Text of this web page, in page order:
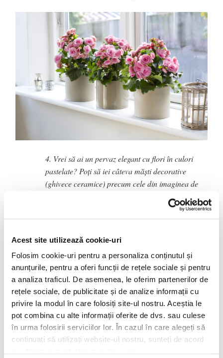
Acest site utilizează cookie-uri
Folosim cookie-uri pentru a personaliza conținutul și
anunțurile, pentru a oferi funcții de rețele sociale și pentru
a analiza traficul. De asemenea, le oferim partenerilor de
rețele sociale, de publicitate și de analize informații cu
privire la modul în care folosiți site-ul nostru. Aceștia le
pot combina cu alte informații oferite de dvs. sau culese
în urma folosirii serviciilor lor. În cazul în care alegeți să
continuați să utilizați website-ul nostru, sunteți de acord
4. Vrei să ai un pervaz elegant cu flori în culori
pastelate? Poți să iei câteva măști decorative
(ghivece ceramice) precum cele din imaginea de
mai sus și să pui în ele Begonii elatior cu flori de
un roz delicat. Mai multe plante la fel realizează o
pată de culoare și luminează camera foarte
Alege plantele potrivite
Aşadar, după ce ai gândit planul, treci la aplicarea lui:
achiziţionarea de plante noi,pământ proaspăt şi de
calitate, tutori,îngrăşământ,ghivece și jardiniere,
suporturi adecvate,elemente decorative , etc.Bineînţeles
că cel mai simplu este să ţi le cumperi online, însă nimic nu
se compară cu drumul la un centru de grădinărit aşa încât să